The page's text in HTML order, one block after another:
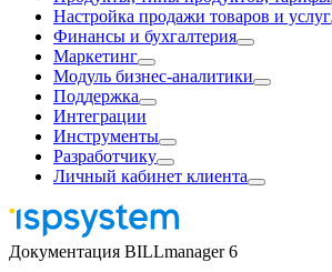
Настройка продажи товаров и услуг
Финансы и бухгалтерия
Маркетинг
Модуль бизнес-аналитики
Поддержка
Интеграции
Инструменты
Разработчику
Личный кабинет клиента
Документация BILLmanager 6